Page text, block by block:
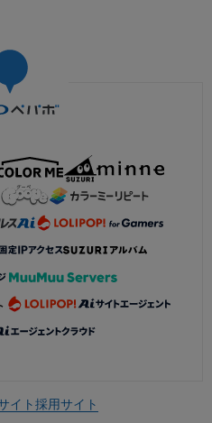
イト採用サイト